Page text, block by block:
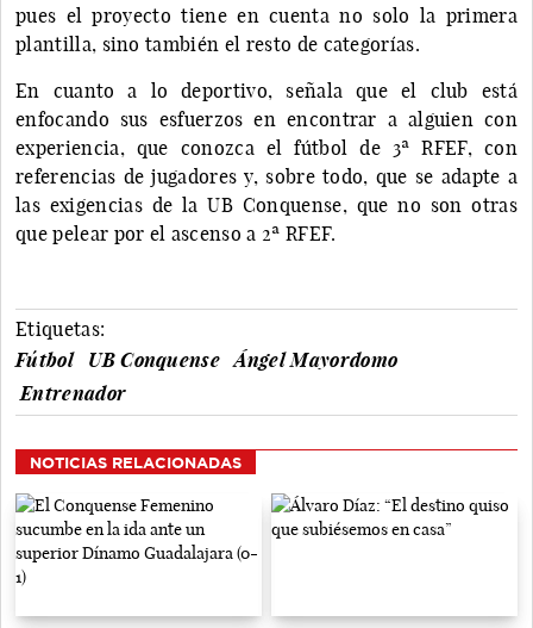
pues el proyecto tiene en cuenta no solo la primera
plantilla, sino también el resto de categorías.
En cuanto a lo deportivo, señala que el club está
enfocando sus esfuerzos en encontrar a alguien con
experiencia, que conozca el fútbol de 3ª RFEF, con
referencias de jugadores y, sobre todo, que se adapte a
las exigencias de la UB Conquense, que no son otras
que pelear por el ascenso a 2ª RFEF.
Etiquetas:
Fútbol
UB Conquense
Ángel Mayordomo
Entrenador
NOTICIAS RELACIONADAS